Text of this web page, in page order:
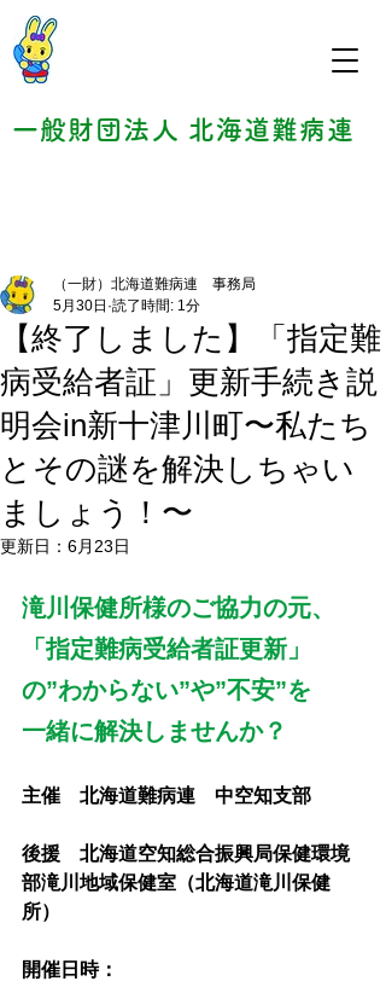
一般財団法人 北海道難病連
【終了しました】「指定難
病受給者証」更新手続き説
明会in新十津川町〜私たち
とその謎を解決しちゃい
ましょう！〜
（一財）北海道難病連 事務局
5月30日 読了時間: 1分
更新日： 6月23日
滝川保健所様のご協力の元、
「指定難病受給者証更新」
の”わからない”や”不安”を
一緒に解決しませんか？
主催　北海道難病連　中空知支部
後援　北海道空知総合振興局保健環境
部滝川地域保健室（北海道滝川保健
所）
開催日時：